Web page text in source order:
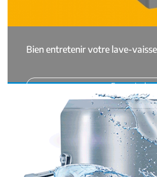
Bien entretenir votre lave-
En savoir plus